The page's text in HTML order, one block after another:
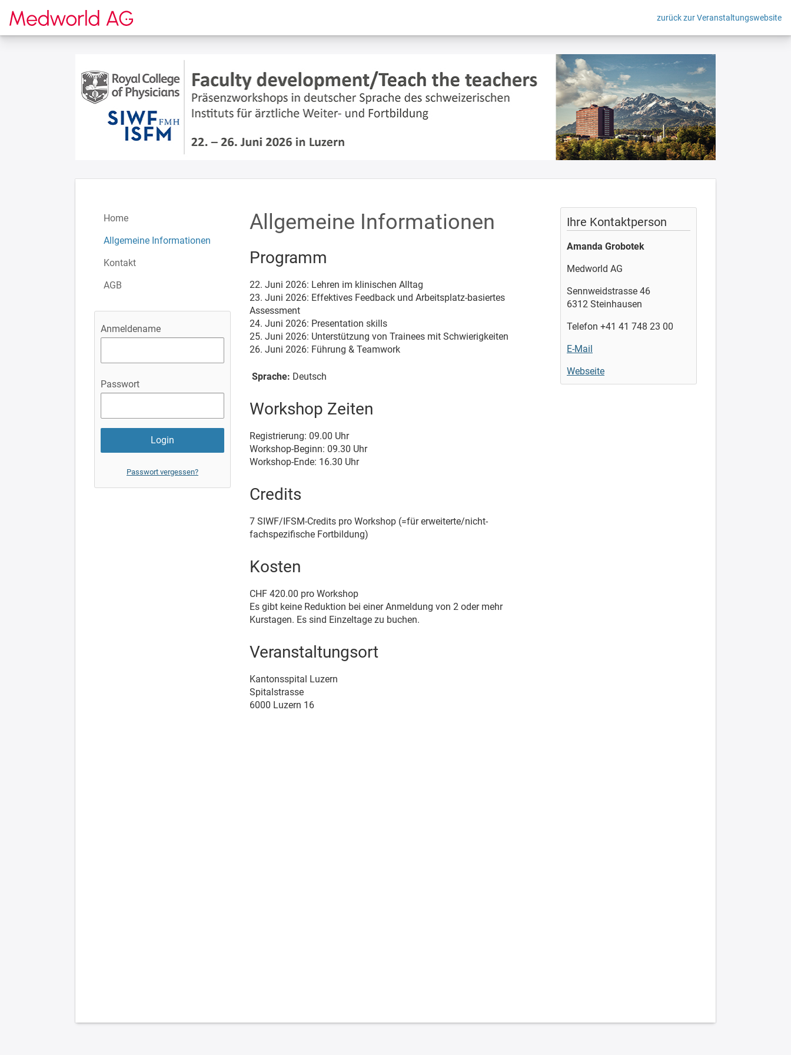
Zur Startseite zurück zur Veranstaltungswebsite
Home
Allgemeine Informationen
Kontakt
AGB
Anmeldename
Passwort
Passwort vergessen?
Allgemeine Informationen
Programm
22. Juni 2026: Lehren im klinischen Alltag
23. Juni 2026: Effektives Feedback und Arbeitsplatz-basiertes
Assessment
24. Juni 2026: Presentation skills
25. Juni 2026: Unterstützung von Trainees mit Schwierigkeiten
26. Juni 2026: Führung & Teamwork
Sprache: Deutsch
Workshop Zeiten
Registrierung: 09.00 Uhr
Workshop-Beginn: 09.30 Uhr
Workshop-Ende: 16.30 Uhr
Credits
7 SIWF/IFSM-Credits pro Workshop (=für erweiterte/nicht-
fachspezifische Fortbildung)
Kosten
CHF 420.00 pro Workshop
Es gibt keine Reduktion bei einer Anmeldung von 2 oder mehr
Kurstagen. Es sind Einzeltage zu buchen.
Veranstaltungsort
Kantonsspital Luzern
Spitalstrasse
6000 Luzern 16
Ihre Kontaktperson
Amanda Grobotek
Medworld AG
Sennweidstrasse 46
6312 Steinhausen
Telefon +41 41 748 23 00
E-Mail
Webseite